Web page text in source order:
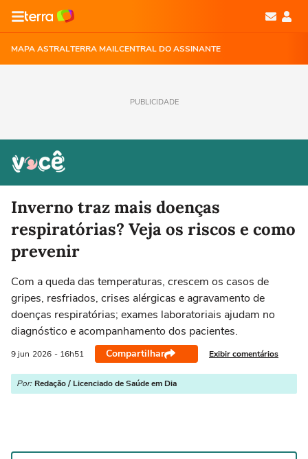
MAPA ASTRALTERRA MAILCENTRAL DO ASSINANTE
PUBLICIDADE
Inverno traz mais doenças
respiratórias? Veja os riscos e como
prevenir
Com a queda das temperaturas, crescem os casos de
gripes, resfriados, crises alérgicas e agravamento de
doenças respiratórias; exames laboratoriais ajudam no
diagnóstico e acompanhamento dos pacientes.
9 jun 2026 - 16h51 Compartilhar Exibir comentários
Por: Redação / Licenciado de Saúde em Dia